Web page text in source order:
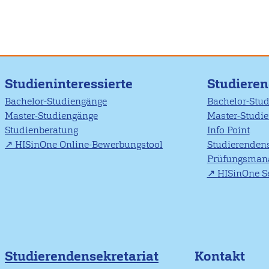
Studieninteressierte
Bachelor-Studiengänge
Master-Studiengänge
Studienberatung
HISinOne Online-Bewerbungstool
Bachelor-
Master-
Info Point
HISinOne
Studierendensekretariat Kontakt